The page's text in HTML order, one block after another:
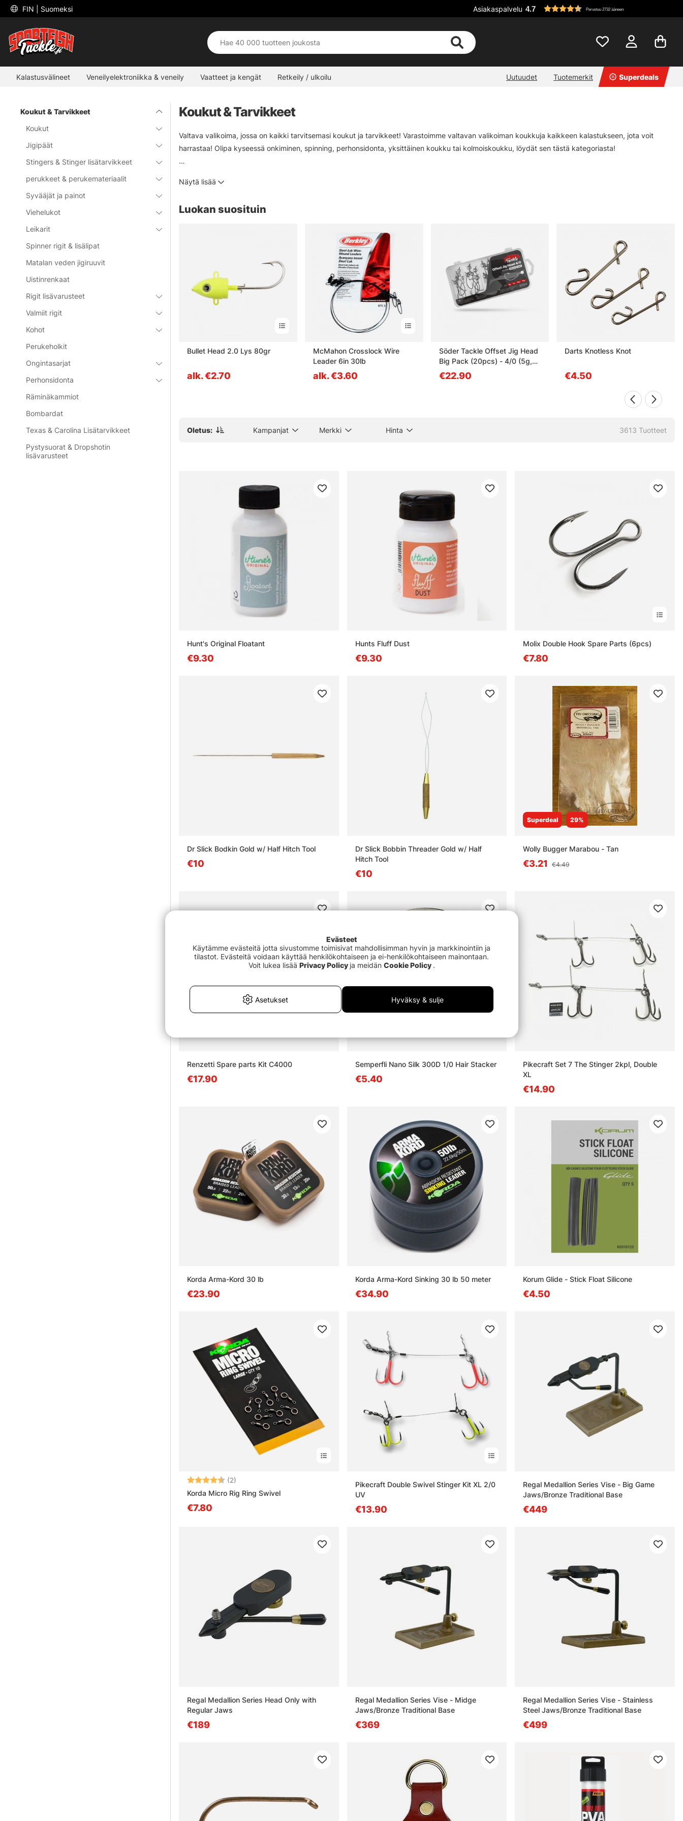
FIN | Suomeksi Asiakaspalvelu 4.7 Perustuu 2732 ääneen
Kalastusvälineet Veneilyelektroniikka & veneily Vaatteet ja kengät Retkeily / ulkoilu Uutuudet Tuotemerkit Superdeals
Koukut & Tarvikkeet
Koukut
Jigipäät
Stingers & Stinger lisätarvikkeet
perukkeet & perukemateriaalit
Syvääjät ja painot
Viehelukot
Leikarit
Spinner rigit & lisälipat
Matalan veden jigiruuvit
Uistinrenkaat
Rigit lisävarusteet
Valmiit rigit
Kohot
Perukeholkit
Ongintasarjat
Perhonsidonta
Räminäkammiot
Bombardat
Texas & Carolina Lisätarvikkeet
Pystysuorat & Dropshotin
lisävarusteet
Koukut & Tarvikkeet
Valtava valikoima, jossa on kaikki tarvitsemasi koukut ja tarvikkeet! Varastoimme valtavan valikoiman koukkuja kaikkeen kalastukseen, jota voit
harrastaa! Olipa kyseessä onkiminen, spinning, perhonsidonta, yksittäinen koukku tai kolmoiskoukku, löydät sen tästä kategoriasta!
kategoria täydellistä kalastuskokemusta varten!
Näytä lisää
Luokan suosituin
Jig Head
0 (5g,
Darts Knotless Knot
€4.50
Bullet Head 2.0 Lys 80gr
alk. €2.70
McMahon Crosslock Wire
Leader 6in 30lb
alk. €3.60
Söder Tackle Offset Jig Head
Big Pack (20pcs) - 4/0 (5g,
7g, 10g, 14g)
€22.90
Darts Knotless Knot
€4.50
Oletus: Kampanjat Merkki Hinta 3613 Tuotteet
Hunt's Original Floatant
€9.30
Hunts Fluff Dust
€9.30
Molix Double Hook Spare Parts (6pcs)
€7.80
Dr Slick Bodkin Gold w/ Half Hitch Tool
€10
Dr Slick Bobbin Threader Gold w/ Half
Hitch Tool
€10
Superdeal 29%
Wolly Bugger Marabou - Tan
€3.21 €4.49
Renzetti Spare parts Kit C4000
€17.90
Semperfli Nano Silk 300D 1/0 Hair Stacker
€5.40
Pikecraft Set 7 The Stinger 2kpl, Double
XL
€14.90
Korda Arma-Kord 30 lb
€23.90
Korda Arma-Kord Sinking 30 lb 50 meter
€34.90
Korum Glide - Stick Float Silicone
€4.50
Arvio: (2)
Korda Micro Rig Ring Swivel
€7.80
Pikecraft Double Swivel Stinger Kit XL 2/0
UV
€13.90
Regal Medallion Series Vise - Big Game
Jaws/Bronze Traditional Base
€449
Regal Medallion Series Head Only with
Regular Jaws
€189
Regal Medallion Series Vise - Midge
Jaws/Bronze Traditional Base
€369
Regal Medallion Series Vise - Stainless
Steel Jaws/Bronze Traditional Base
€499
Evästeet
Käytämme evästeitä jotta sivustomme toimisivat mahdollisimman hyvin ja markkinointiin ja
tilastot. Evästeitä voidaan käyttää henkilökohtaiseen ja ei-henkilökohtaiseen mainontaan.
Voit lukea lisää Privacy Policy ja meidän Cookie Policy .
Asetukset Hyväksy & sulje